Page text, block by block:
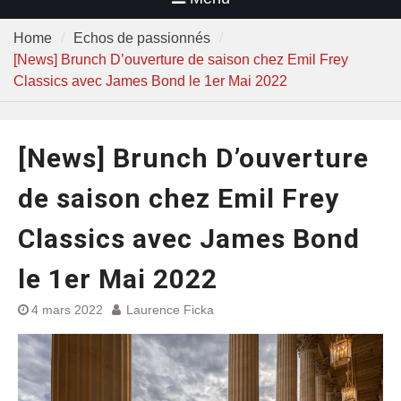
Home
Echos de passionnés
[News] Brunch D’ouverture de saison chez Emil Frey
Classics avec James Bond le 1er Mai 2022
[News] Brunch D’ouverture
de saison chez Emil Frey
Classics avec James Bond
le 1er Mai 2022
4 mars 2022 Laurence Ficka